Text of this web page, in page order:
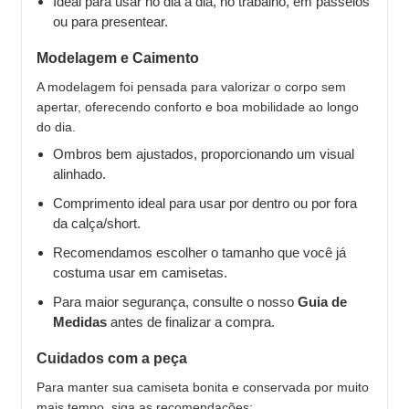
ou para presentear.
Modelagem e Caimento
A modelagem foi pensada para valorizar o corpo sem
apertar, oferecendo conforto e boa mobilidade ao longo
do dia.
Ombros bem ajustados, proporcionando um visual
alinhado.
Comprimento ideal para usar por dentro ou por fora
da calça/short.
Recomendamos escolher o tamanho que você já
costuma usar em camisetas.
Para maior segurança, consulte o nosso Guia de
Medidas antes de finalizar a compra.
Cuidados com a peça
Para manter sua camiseta bonita e conservada por muito